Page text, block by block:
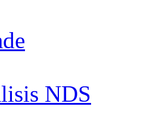
NDS